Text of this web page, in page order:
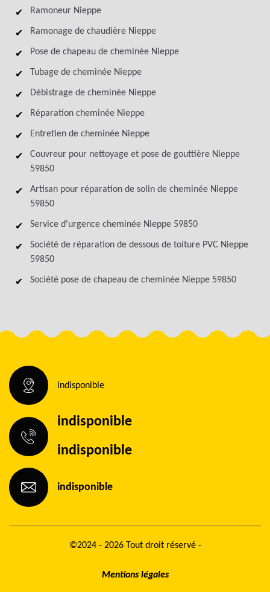
Ramoneur Nieppe
Ramonage de chaudière Nieppe
Pose de chapeau de cheminée Nieppe
Tubage de cheminée Nieppe
Débistrage de cheminée Nieppe
Réparation cheminée Nieppe
Entretien de cheminée Nieppe
Couvreur pour nettoyage et pose de gouttière Nieppe
59850
Artisan pour réparation de solin de cheminée Nieppe
59850
Service d'urgence cheminée Nieppe 59850
Société de réparation de dessous de toiture PVC Nieppe
59850
Société pose de chapeau de cheminée Nieppe 59850
indisponible
indisponible
indisponible
indisponible
©2024 - 2026 Tout droit réservé -
Mentions légales